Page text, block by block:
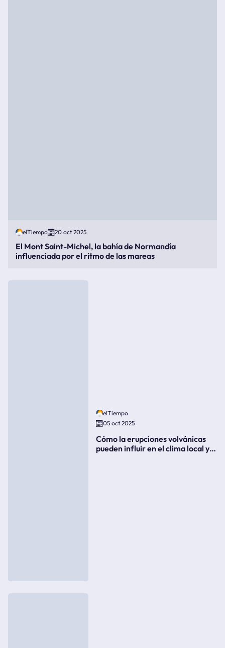
elTiempo 20 oct 2025
El Mont Saint-Michel, la bahía de Normandía
influenciada por el ritmo de las mareas
elTiempo
05 oct 2025
Cómo la erupciones volvánicas
pueden influir en el clima local y